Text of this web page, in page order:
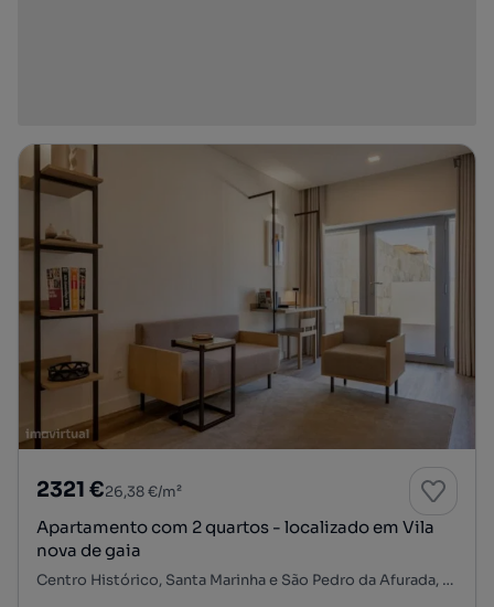
2321 €26,38 €/m²
Apartamento com 2 quartos - localizado em Vila
nova de gaia
Centro Histórico, Santa Marinha e São Pedro da Afurada, Vila Nova de Gaia, Porto